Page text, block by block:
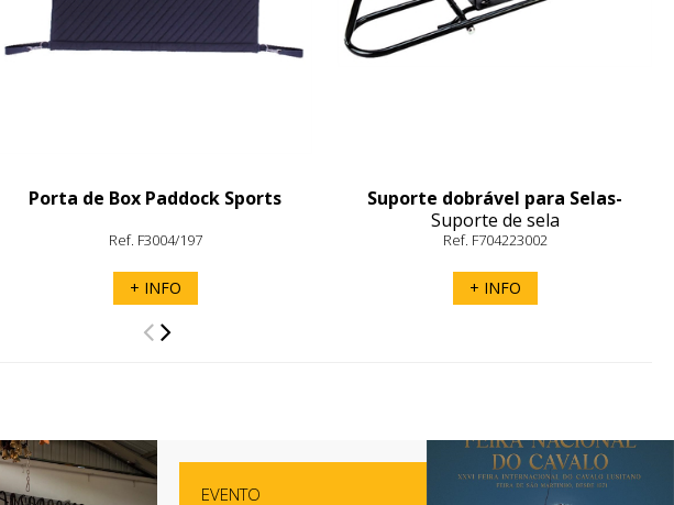
Porta de Box Paddock Sports
Ref. F3004/197
+ INFO
Suporte dobrável para Selas-
HippoTonic
Suporte de sela
Ref. F704223002
+ INFO
EVENTO